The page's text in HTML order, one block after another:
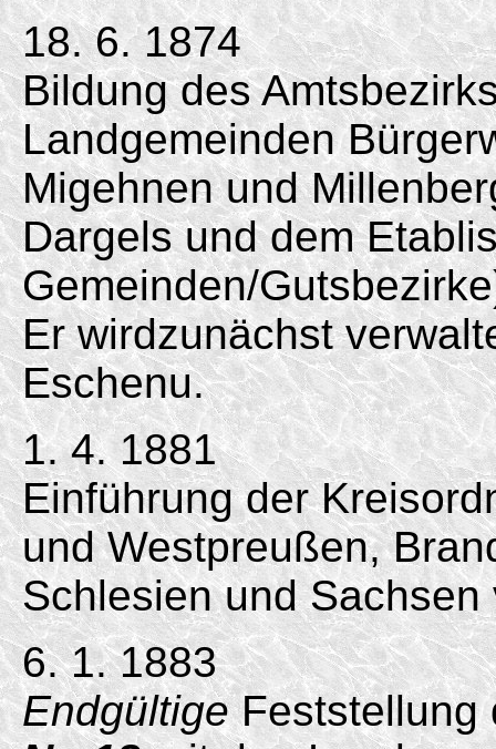
18. 6. 1874
Bildung des
Landgemeinden
Migehnen und
Dargels und dem
Gemeinden/
Er wirdzunächst
Eschenu.
1. 4. 1881
Einführung der
und Westpreußen,
Schlesien und
6. 1. 1883
EndgültigeFeststellung